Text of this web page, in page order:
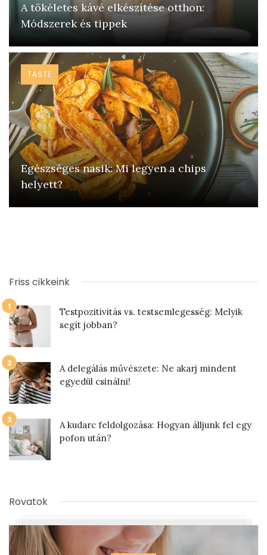
A tökéletes kávé elkészítése otthon:
Módszerek és tippek
Egészséges nasik: Mi legyen a chips
helyett?
TASTE
Friss cikkeink
Testpozitivitás vs. testsemlegesség: Melyik
segít jobban?
A delegálás művészete: Ne akarj mindent
egyedül csinálni!
A kudarc feldolgozása: Hogyan álljunk fel egy
pofon után?
Rovatok